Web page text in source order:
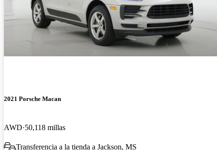
2021 Porsche Macan
AWD 50,118 millas
Transferencia a la tienda a Jackson, MS